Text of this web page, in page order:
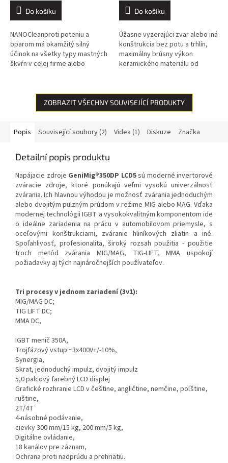
Do košíku
NANOCleanproti poteniu a
oparom má okamžitý silný
účinok na všetky typy mastných
škvŕn v celej firme alebo
mastných...
Do košíku
Úžasne vyzerajúci zvar alebo iná
konštrukcia bez potu a trhlín,
maximálny brúsny výkon
keramického materiálu od
kotúč...
ZOBRAZIT VŠECHNY SOUVISEJÍCÍ PRODUKTY
Popis Související soubory (2) Videa (1) Diskuze Značka
Detailní popis produktu
Napájacie zdroje GeniMig®350DP LCD5sú moderné invertorové
zváracie zdroje, ktoré ponúkajú veľmi vysokú univerzálnosť
zvárania. Ich hlavnou výhodou je možnosť zvárania jednoduchým
alebo dvojitým pulzným prúdom v režime MIG alebo MAG. Vďaka
modernej technológii IGBT a vysokokvalitným komponentom ide
o ideálne zariadenia na prácu v automobilovom priemysle, s
oceľovými konštrukciami, zváranie hliníkových zliatin a iné.
Spoľahlivosť, profesionalita, široký rozsah použitia - použitie
troch metód zvárania MIG/MAG, TIG-LIFT, MMA uspokojí
požiadavky aj tých najnáročnejších používateľov.
Tri procesy v jednom zariadení (3v1):
MIG/MAG DC;
TIG LIFT DC;
MMA DC,
IGBT menič 350A,
Trojfázový vstup ~3x400V+/-10%,
Synergia,
Skrat, jednoduchý impulz, dvojitý impulz
5,0 palcový farebný LCD displej
Grafické rozhranie LCD v češtine, angličtine, nemčine, poľštine,
ruštine,
2T/4T
4-násobné podávanie,
cievky 300 mm/15 kg, 200 mm/5 kg,
Digitálne ovládanie,
18 kanálov pre záznam,
Ochrana proti nadprúdu a prehriatiu.